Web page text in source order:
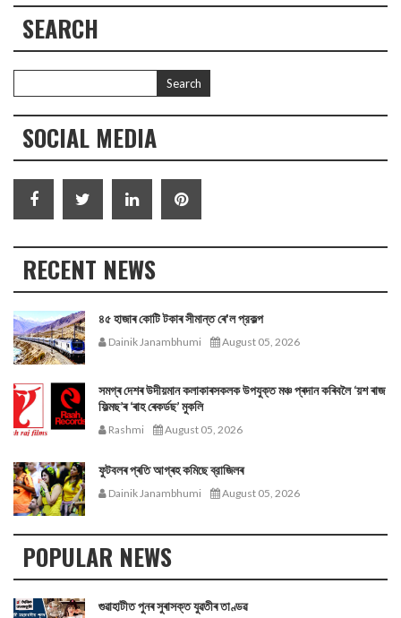
SEARCH
SOCIAL MEDIA
RECENT NEWS
৪৫ হাজাৰ কোটি টকাৰ সীমান্ত ৰে'ল প্রকল্প
Dainik Janambhumi August 05, 2026
সমগ্ৰ দেশৰ উদীয়মান কলাকাৰসকলক উপযুক্ত মঞ্চ প্ৰদান কৰিবলৈ ‘য়শ ৰাজ
ফিল্মছ’ৰ ‘ৰাহ ৰেকৰ্ডছ’ মুকলি
Rashmi August 05, 2026
ফুটবলৰ প্ৰতি আগ্ৰহ কমিছে ব্রাজিলৰ
Dainik Janambhumi August 05, 2026
POPULAR NEWS
গুৱাহাটীত পুনৰ সুৰাসক্ত যুৱতীৰ তাণ্ডৱ